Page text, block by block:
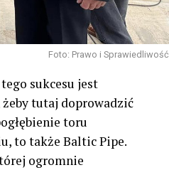
Foto: Prawo i Sprawiedliwość
sukcesu jest
tutaj doprowadzić
toru
to także Baltic Pipe.
ogromnie